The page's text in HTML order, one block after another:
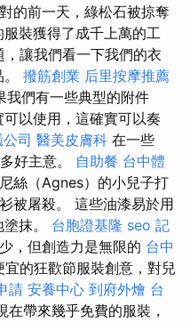
的前一天，綠松石被掠奪
裝獲得了成千上萬的工
，讓我們看一下我們的衣
撥筋創業 后里按摩推薦
我們有一些典型的附件
可以使用，這確實可以奏
司 醫美皮膚科 在一些
好主意。 自助餐 台中體
絲（Agnes）的小兒子打
被屠殺。 這些油漆易於用
抹。 台胞證基隆 seo 記
，但創造力是無限的 台中
的狂歡節服裝創意，對兒
請 安養中心 到府外燴 台
在帶來幾乎免費的服裝，